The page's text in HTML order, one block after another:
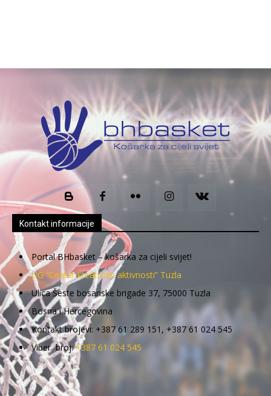
Kontakt informacije
Portal BHbasket – košarka za cijeli svijet!
UG “Centar kreativnih aktivnosti” Tuzla
Ulica Šeste bosanske brigade 37, 75000 Tuzla
Bosna i Hercegovina
Kontakt brojevi: +387 61 289 151, +387 61 024 545
Viber broj:+387 61 024 545